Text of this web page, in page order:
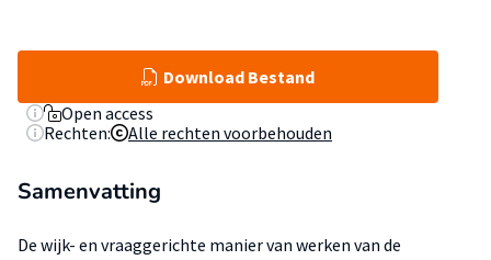
Download Bestand
Open access
Rechten:
Alle rechten voorbehouden
Samenvatting
De wijk- en vraaggerichte manier van werken van de